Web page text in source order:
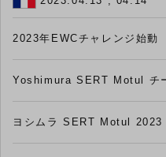
2023年EWCチャレンジ始動
Yoshimura SERT Motul チ
ヨシムラ SERT Motul 2023